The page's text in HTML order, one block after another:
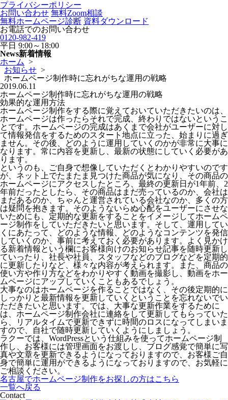
プライバシーポリシー
お問い合わせ 無料Zoom相談
無料ホームページ診断 資料ダウンロード
お電話でのお問い合わせ
0120-982-419
平日 9:00～18:00
News新着情報
ホーム >
お知らせ >
ホームページ制作時に忘れがちな運用の戦略
2019.06.11
ホームページ制作時に忘れがちな運用の戦略
効果的な運用方法
ホームページ制作をする際に覚えておいていただきたいのは、
ホームページは作ったらそれで完成、終わりではないというこ
とです。ホームページの完成はあくまで会社がユーザーに対し
て情報発信をするためのスタート地点に立った、始まりに過ぎ
ません。その後、どのように運用していくのかが非常に大事に
なります。常に内容を更新し、最新の状態にしていく必要があ
ります。
というのも、ご自身で想像していただくとわかりやすいのです
が、ネット上でたまたま見つけた商品が気になり、その商品の
ホームページにアクセスしたところ、最終の更新日が1年前、2
年前だったとしたら、その商品はまだ売っているのか、会社は
まだあるのか、ちゃんと運営されている会社なのか、多くの方
は疑問を抱きます。そのようないらぬ心配をユーザーにさせな
いためにも、定期的な更新をすることをイメージしてホームペ
ージ制作をしていただきたいと思います。そして、運用してい
くにあたって、どのような情報、どのようなコンテンツを発信
していくのか、事前に考えておく必要があります。よく見かけ
る新着情報という欄にお客様向けのお知らせ記事を随時更新し
ていったり、社長や社員、スタッフなどのブログなどを定期的
に更新したりなど、様々な内容が考えられます。また、商品の
使い方や作り方などをわかりやすく動画を撮影し、動画をホー
ムページにアップしていくこともあるでしょう。
大事なのはホームページを作ることではなく、その後定期的に
しっかりと最新情報を更新していくということを忘れないでい
ただきたいと思います。では、大事な更新作業をするために
は、ホームページ制作会社に連絡をして更新してもらっていた
ら、リアルタイムで更新できずに時間のロスになってしまいま
すので、自社で随時更新していくようにしましょう。
ラクーでは、WordPressという仕組みを使ってホームページ制
作し、お客様には管理画面をお渡しし、ブログ感覚で簡単に写
真や文章を更新できるようになっておりますので、お客様ご自
身で簡単に運用ができるようになっておりますので、お気軽に
ご相談ください。
名古屋でホームページ制作をお探しの方はこちら
一覧へ戻る
Contact